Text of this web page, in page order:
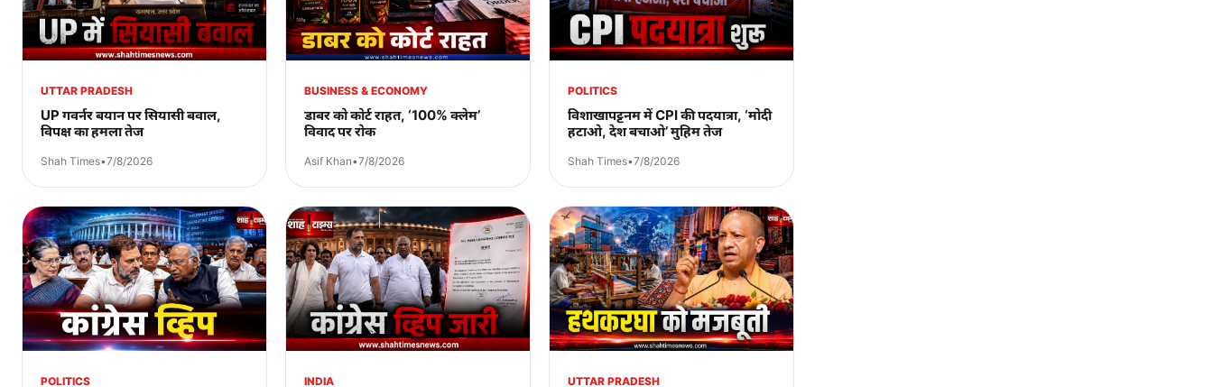
UTTAR PRADESH
UP गवर्नर बयान पर सियासी बवाल,
विपक्ष का हमला तेज
Shah Times•7/8/2026
BUSINESS & ECONOMY
डाबर को कोर्ट राहत, ‘100% क्लेम’
विवाद पर रोक
Asif Khan•7/8/2026
POLITICS
विशाखापट्टनम में CPI की पदयात्रा, ‘मोदी
हटाओ, देश बचाओ’ मुहिम तेज
Shah Times•7/8/2026
POLITICS INDIA UTTAR PRADESH